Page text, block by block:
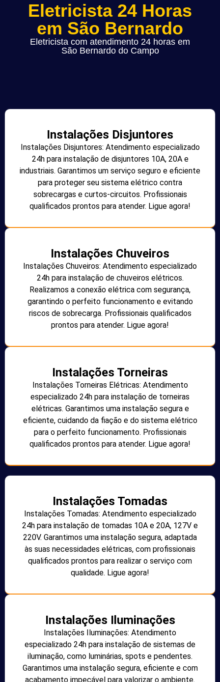
Eletricista 24 Horas
em São Bernardo
Eletricista com atendimento 24 horas em
São Bernardo do Campo
Instalações Disjuntores
Instalações Disjuntores: Atendimento especializado
24h para instalação de disjuntores 10A, 20A e
industriais. Garantimos um serviço seguro e eficiente
para proteger seu sistema elétrico contra
sobrecargas e curtos-circuitos. Profissionais
qualificados prontos para atender. Ligue agora!
Instalações Chuveiros
Instalações Chuveiros: Atendimento especializado
24h para instalação de chuveiros elétricos.
Realizamos a conexão elétrica com segurança,
garantindo o perfeito funcionamento e evitando
riscos de sobrecarga. Profissionais qualificados
prontos para atender. Ligue agora!
Instalações Torneiras
Instalações Torneiras Elétricas: Atendimento
especializado 24h para instalação de torneiras
elétricas. Garantimos uma instalação segura e
eficiente, cuidando da fiação e do sistema elétrico
para o perfeito funcionamento. Profissionais
qualificados prontos para atender. Ligue agora!
Instalações Tomadas
Instalações Tomadas: Atendimento especializado
24h para instalação de tomadas 10A e 20A, 127V e
220V. Garantimos uma instalação segura, adaptada
às suas necessidades elétricas, com profissionais
qualificados prontos para realizar o serviço com
qualidade. Ligue agora!
Instalações Iluminações
Instalações Iluminações: Atendimento
especializado 24h para instalação de sistemas de
iluminação, como luminárias, spots e pendentes.
Garantimos uma instalação segura, eficiente e com
acabamento impecável para valorizar o ambiente.